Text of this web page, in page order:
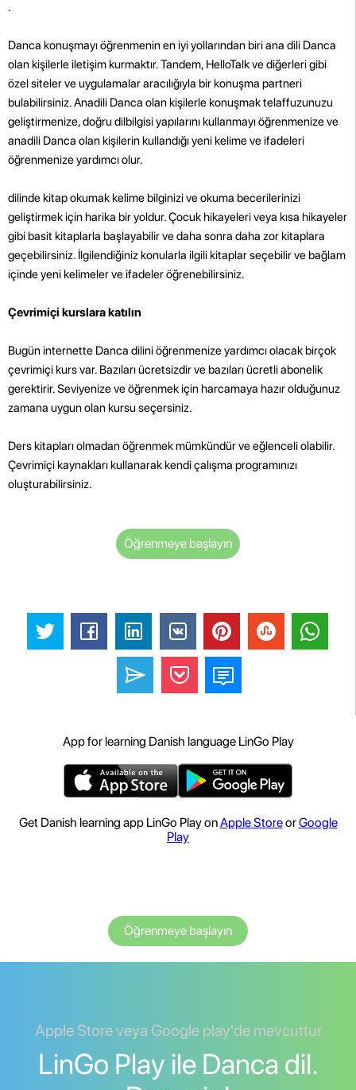
.
Danca konuşmayı öğrenmenin en iyi yollarından biri ana dili Danca
olan kişilerle iletişim kurmaktır. Tandem, HelloTalk ve diğerleri gibi
özel siteler ve uygulamalar aracılığıyla bir konuşma partneri
bulabilirsiniz. Anadili Danca olan kişilerle konuşmak telaffuzunuzu
geliştirmenize, doğru dilbilgisi yapılarını kullanmayı öğrenmenize ve
anadili Danca olan kişilerin kullandığı yeni kelime ve ifadeleri
öğrenmenize yardımcı olur.
dilinde kitap okumak kelime bilginizi ve okuma becerilerinizi
geliştirmek için harika bir yoldur. Çocuk hikayeleri veya kısa hikayeler
gibi basit kitaplarla başlayabilir ve daha sonra daha zor kitaplara
geçebilirsiniz. İlgilendiğiniz konularla ilgili kitaplar seçebilir ve bağlam
içinde yeni kelimeler ve ifadeler öğrenebilirsiniz.
Çevrimiçi kurslara katılın
Bugün internette Danca dilini öğrenmenize yardımcı olacak birçok
çevrimiçi kurs var. Bazıları ücretsizdir ve bazıları ücretli abonelik
gerektirir. Seviyenize ve öğrenmek için harcamaya hazır olduğunuz
zamana uygun olan kursu seçersiniz.
Ders kitapları olmadan öğrenmek mümkündür ve eğlenceli olabilir.
Çevrimiçi kaynakları kullanarak kendi çalışma programınızı
oluşturabilirsiniz.
Öğrenmeye başlayın
App for learning Danish language LinGo Play
Get Danish learning app LinGo Play onApple StoreorGoogle
Play
Öğrenmeye başlayın
Apple Store veya Google play'de mevcuttur
LinGo Play ile Danca dil.